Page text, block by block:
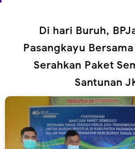
Di hari Buruh,
Pasangkayu
Serahkan Paket
Santunan